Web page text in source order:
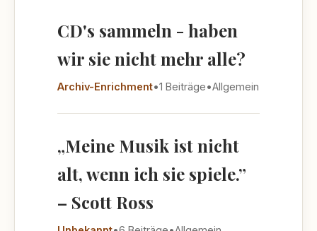
CD's sammeln - haben
wir sie nicht mehr alle?
Archiv-Enrichment•1 Beiträge•Allgemein
„Meine Musik ist nicht
alt, wenn ich sie spiele.”
– Scott Ross